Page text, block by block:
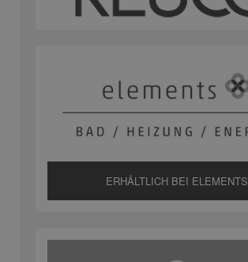
ERHÄLTLICH BEI ELEMENTS